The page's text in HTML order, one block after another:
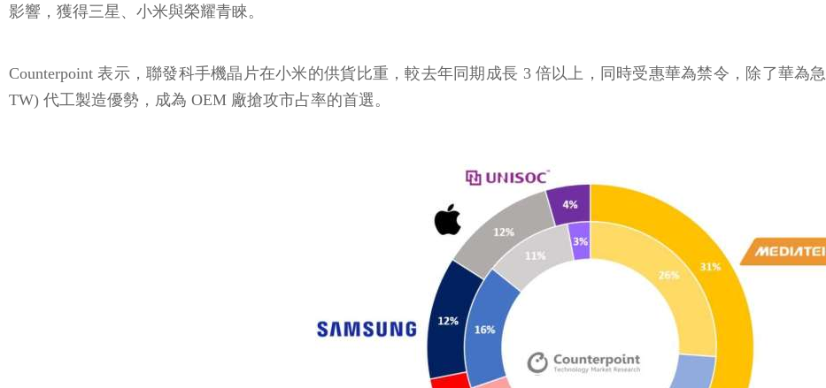
影響，獲得三星、小米與榮耀青睞。
Counterpoint 表示，聯發科手機晶片在小米的供貨比重，較去年同期成長 3 倍以上，同時受惠華為禁令，除了華為
TW) 代工製造優勢，成為 OEM 廠搶攻市占率的首選。